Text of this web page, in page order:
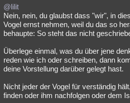
@lilit
Nein, nein, du glaubst dass "wir", in
Vogel ernst nehmen, weil du das so
behaupte: So steht das nicht
Überlege einmal, was du über jene
reden wie ich oder schreiben, dann
deine Vorstellung darüber gelegt hast.
Nicht jeder der Vogel für verständig
finden oder ihm nachfolgen oder dem